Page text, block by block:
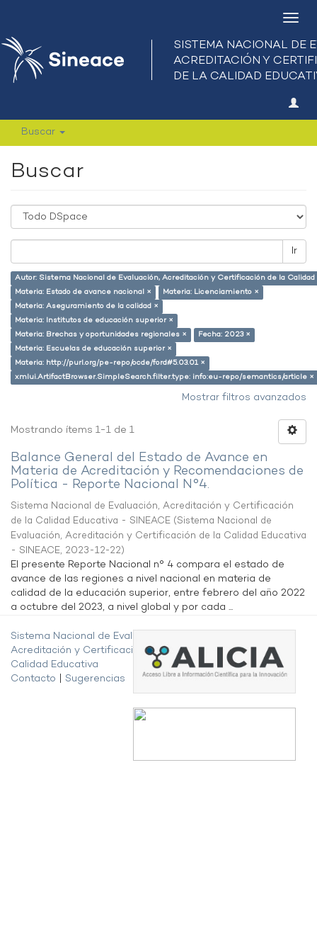
Buscar
Buscar
Ir
Autor: Sistema Nacional de Evaluación, Acreditación y Certificación de la
Materia: Estado de avance nacional ×
Materia: Licenciamiento ×
Materia: Aseguramiento de la calidad ×
Materia: Institutos de educación superior ×
Materia: Brechas y oportunidades regionales ×
Fecha: 2023 ×
Materia: Escuelas de educación superior ×
Materia: http://purl.org/pe-repo/ocde/ford#5.03.01 ×
xmlui.ArtifactBrowser.SimpleSearch.filter.type: info:eu-repo/semantics/article ×
Mostrar filtros avanzados
Mostrando ítems 1-1 de 1
Balance General del Estado de Avance en
Materia de Acreditación y Recomendaciones de
Política - Reporte Nacional N°4.
Sistema Nacional de Evaluación, Acreditación y Certificación
de la Calidad Educativa - SINEACE (Sistema Nacional de
Evaluación, Acreditación y Certificación de la Calidad Educativa
- SINEACE, 2023-12-22)
El presente Reporte Nacional n° 4 compara el estado de
avance de las regiones a nivel nacional en materia de
calidad de la educación superior, entre febrero del año 2022
a octubre del 2023, a nivel global y por cada ...
Sistema Nacional de Evaluación,
Acreditación y Certificación de la
Calidad Educativa
Contacto
Sugerencias